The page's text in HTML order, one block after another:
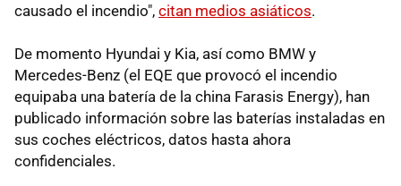
causado el incendio", citan medios asiáticos.
De momento Hyundai y Kia, así como BMW y
Mercedes-Benz (el EQE que provocó el incendio
equipaba una batería de la china Farasis Energy), han
publicado información sobre las baterías instaladas en
sus coches eléctricos, datos hasta ahora
confidenciales.